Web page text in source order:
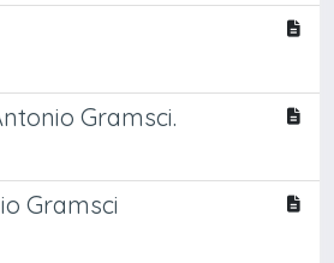
Gramsci.
Gramsci